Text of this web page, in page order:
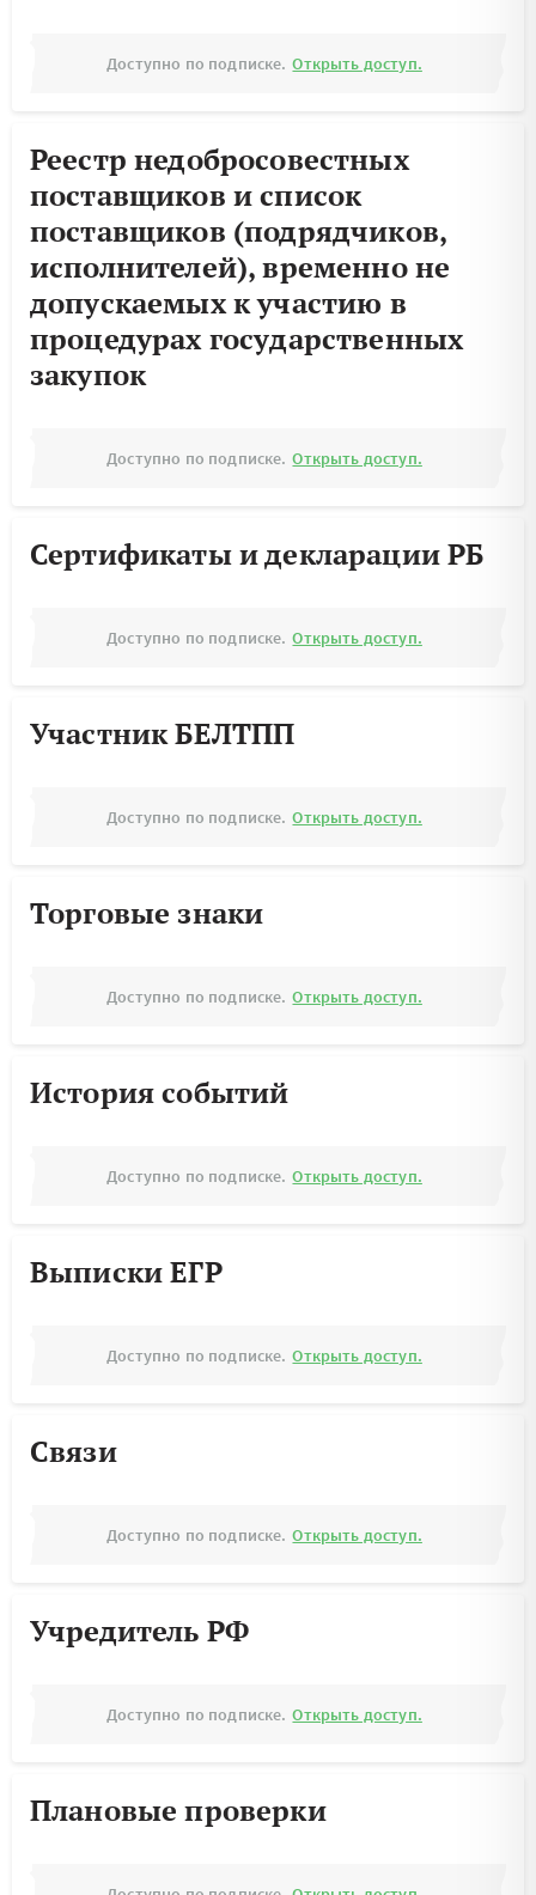
Доступно по подписке. Открыть доступ.
Реестр недобросовестных
поставщиков и список
поставщиков (подрядчиков,
исполнителей), временно не
допускаемых к участию в
процедурах государственных
закупок
Доступно по подписке. Открыть доступ.
Сертификаты и декларации РБ
Доступно по подписке. Открыть доступ.
Участник БЕЛТПП
Доступно по подписке. Открыть доступ.
Торговые знаки
Доступно по подписке. Открыть доступ.
История событий
Доступно по подписке. Открыть доступ.
Выписки ЕГР
Доступно по подписке. Открыть доступ.
Связи
Доступно по подписке. Открыть доступ.
Учредитель РФ
Доступно по подписке. Открыть доступ.
Плановые проверки